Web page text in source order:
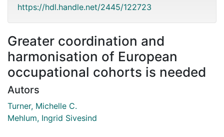
https://hdl.handle.net/2445/122723
Greater coordination and
harmonisation of European
occupational cohorts is needed
Autors
Turner, Michelle C.
Mehlum, Ingrid Sivesind